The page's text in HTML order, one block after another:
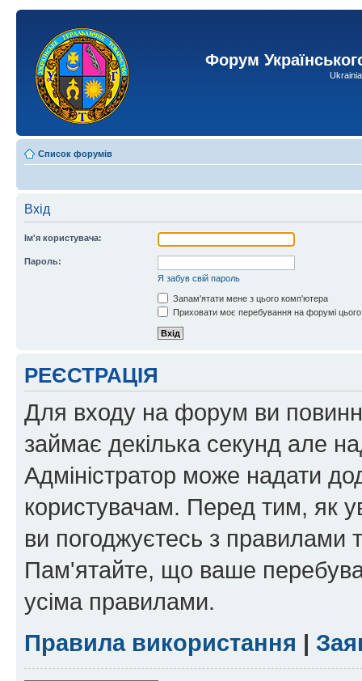
Форум
Список форумів
Вхід
Ім'я користувача:
Пароль:
Я забув свій пароль
Запам'ятати мене з цього комп'ютера
Приховати моє перебування на форумі
РЕЄСТРАЦІЯ
Для входу на форум ви
займає декілька секунд але
Адміністратор може надати
користувачам. Перед тим, як
ви погоджуєтесь з правилами
Пам'ятайте, що ваше
усіма правилами.
Правила використання |